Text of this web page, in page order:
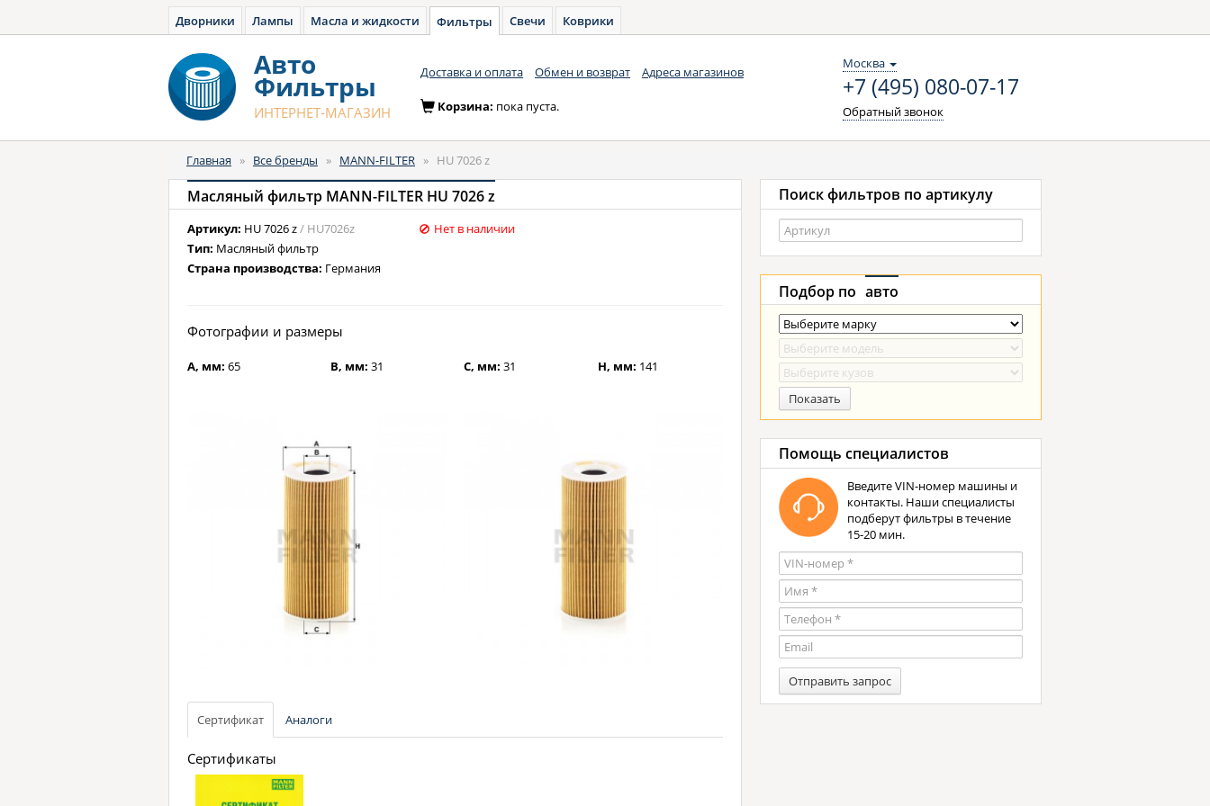
Дворники Лампы Масла и жидкости Фильтры Свечи Коврики
Авто
Фильтры
ИНТЕРНЕТ-МАГАЗИН
Доставка и оплата Обмен и возврат Адреса магазинов
Москва
+7 (495) 080-07-17
Обратный звонок
Корзина: пока пуста.
Главная » Все бренды » MANN-FILTER » HU 7026 z
Масляный фильтр MANN-FILTER HU 7026 z
Артикул: HU 7026 z/ HU7026z
Тип: Масляный фильтр
Страна производства: Германия
Нет в наличии
Фотографии и размеры
A, мм: 65 B, мм: 31 C, мм:31 H, мм: 141
Сертификат Аналоги
Сертификаты
Поиск фильтров по артикулу
Подбор по авто
Показать
Помощь специалистов
Введите VIN-номер машины и
контакты. Наши специалисты
подберут фильтры в течение
15-20 мин.
Отправить запрос